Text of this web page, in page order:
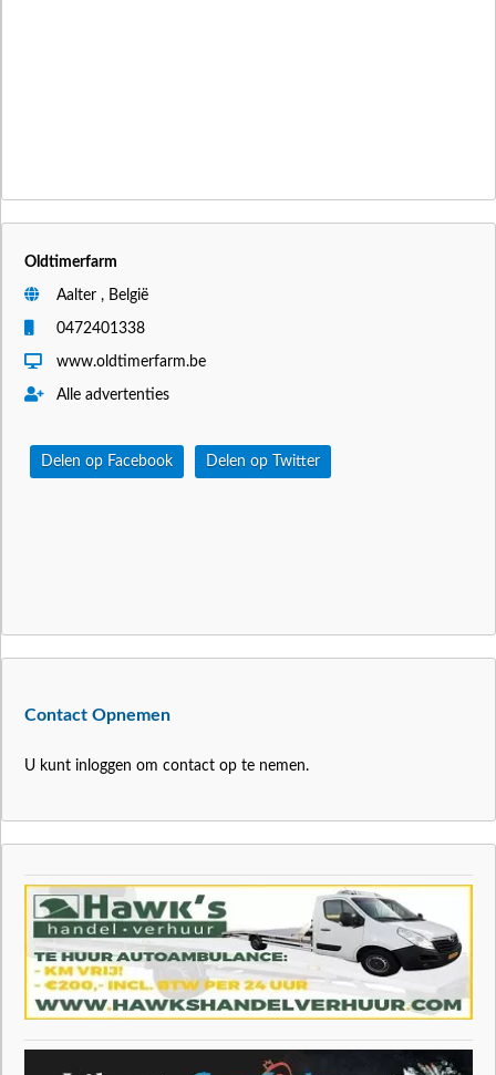
Oldtimerfarm
Aalter , België
0472401338
www.oldtimerfarm.be
Alle advertenties
Delen op Facebook Delen op Twitter
Contact Opnemen
U kunt inloggen om contact op te nemen.